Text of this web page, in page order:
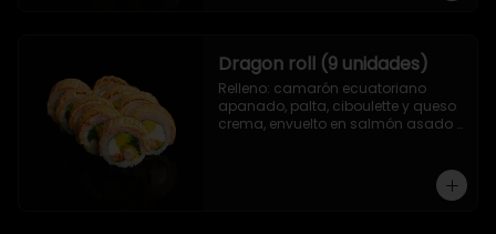
Dragon roll (9 unidades)
Relleno: camarón ecuatoriano
apanado, palta, ciboulette y queso
crema, envuelto en salmón asado